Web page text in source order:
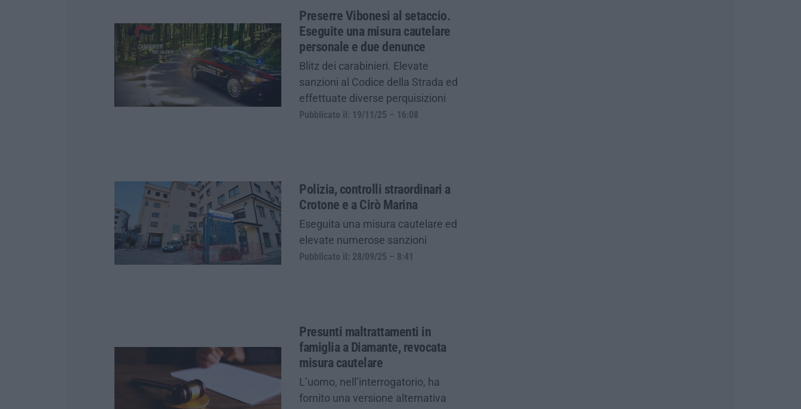
Preserre Vibonesi al setaccio.
Eseguite una misura cautelare
personale e due denunce
Blitz dei carabinieri. Elevate
sanzioni al Codice della Strada ed
effettuate diverse perquisizioni
Pubblicato il: 19/11/25 – 16:08
Polizia, controlli straordinari a
Crotone e a Cirò Marina
Eseguita una misura cautelare ed
elevate numerose sanzioni
Pubblicato il: 28/09/25 – 8:41
Presunti maltrattamenti in
famiglia a Diamante, revocata
misura cautelare
L’uomo, nell’interrogatorio, ha
fornito una versione alternativa